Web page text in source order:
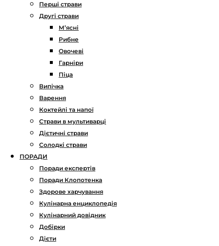
Перші страви
Другі страви
М’ясні
Рибне
Овочеві
Гарніри
Піца
Випічка
Варення
Коктейлі та напої
Страви в мультиварці
Дієтичні страви
Солодкі страви
ПОРАДИ
Поради експертів
Поради Клопотенка
Здорове харчування
Кулінарна енциклопедія
Кулінарний довідник
Добірки
Дієти